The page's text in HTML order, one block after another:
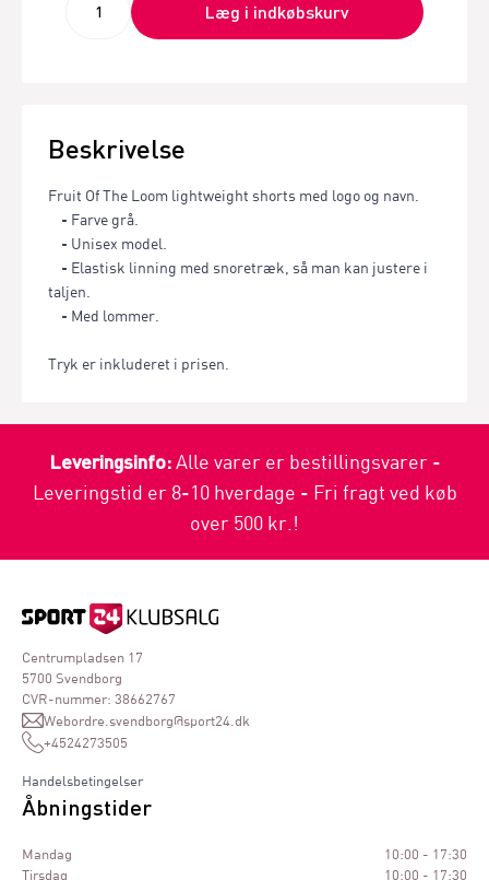
Læg i indkøbskurv
Beskrivelse
Fruit Of The Loom lightweight shorts med logo og navn.
- Farve grå.
- Unisex model.
- Elastisk linning med snoretræk, så man kan justere i
taljen.
- Med lommer.
Tryk er inkluderet i prisen.
Leveringsinfo:Alle varer er bestillingsvarer -
Leveringstid er 8-10 hverdage - Fri fragt ved køb
over 500 kr.!
Centrumpladsen 17
5700 Svendborg
CVR-nummer: 38662767
Webordre.svendborg@sport24.dk
+4524273505
Handelsbetingelser
Åbningstider
Mandag
10:00 - 17:30
Tirsdag
10:00 - 17:30